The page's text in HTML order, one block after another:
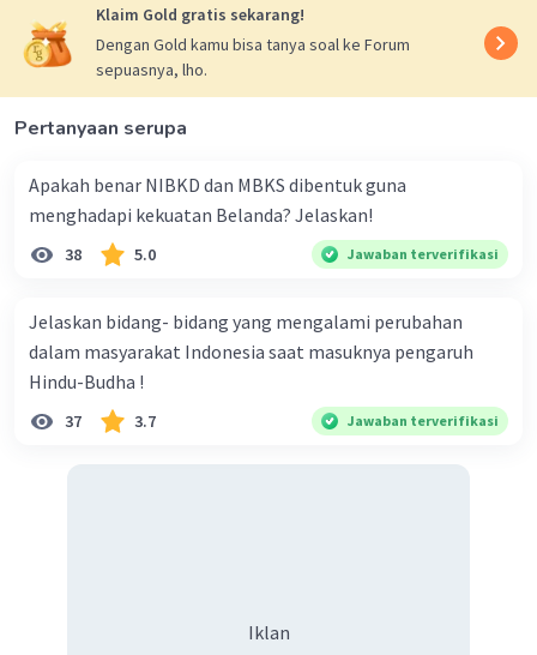
Klaim Gold gratis sekarang!
Dengan Gold kamu bisa tanya soal ke Forum
sepuasnya, lho.
Pertanyaan serupa
Apakah benar NIBKD dan MBKS dibentuk guna
menghadapi kekuatan Belanda? Jelaskan!
38 5.0 Jawaban terverifikasi
Jelaskan bidang- bidang yang mengalami perubahan
dalam masyarakat Indonesia saat masuknya pengaruh
Hindu-Budha !
37 3.7 Jawaban terverifikasi
Iklan